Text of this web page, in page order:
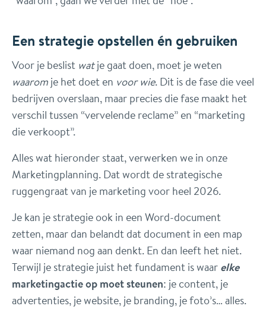
Een strategie opstellen én gebruiken
Voor je beslist watje gaat doen, moet je weten
waaromje het doet en voor wie. Dit is de fase die veel
bedrijven overslaan, maar precies die fase maakt het
verschil tussen “vervelende reclame” en “marketing
die verkoopt”.
Alles wat hieronder staat, verwerken we in onze
Marketingplanning. Dat wordt de strategische
ruggengraat van je marketing voor heel 2026.
Je kan je strategie ook in een Word-document
zetten, maar dan belandt dat document in een map
waar niemand nog aan denkt. En dan leeft het niet.
Terwijl je strategie juist het fundament is waarelke
marketingactie op moet steunen: je content, je
advertenties, je website, je branding, je foto’s… alles.